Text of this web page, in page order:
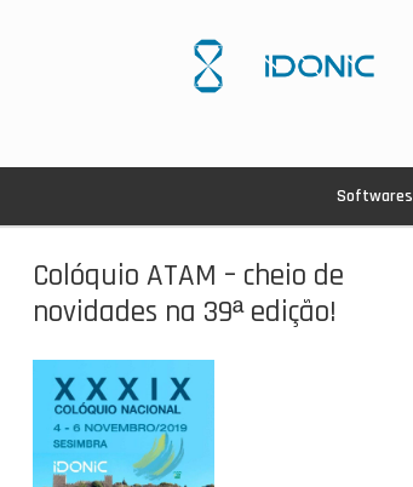
Softwares
Colóquio ATAM – cheio de
novidades na 39ª edição!